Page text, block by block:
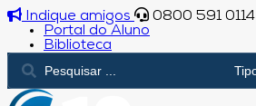
Indique amigos
0800 591 0114
Portal do Aluno
Biblioteca